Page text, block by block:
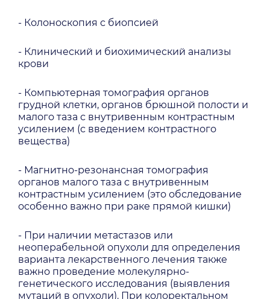
- Колоноскопия с биопсией
- Клинический и биохимический анализы
крови
- Компьютерная томография органов
грудной клетки, органов брюшной полости и
малого таза с внутривенным контрастным
усилением (с введением контрастного
вещества)
- Магнитно-резонансная томография
органов малого таза с внутривенным
контрастным усилением (это обследование
особенно важно при раке прямой кишки)
- При наличии метастазов или
неоперабельной опухоли для определения
варианта лекарственного лечения также
важно проведение молекулярно-
генетического исследования (выявления
мутаций в опухоли). При колоректальном